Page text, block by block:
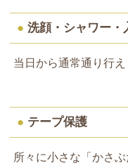
● 洗顔・シャワー・
当日から通常通り行え
● テープ保護
所々に小さな「かさ